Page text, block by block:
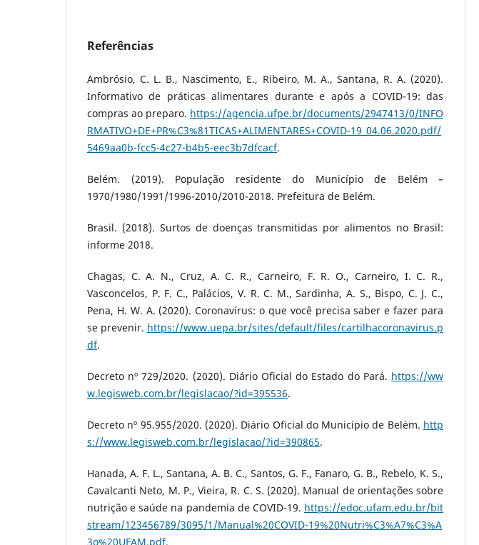
Referências
Ambrósio, C. L. B., Nascimento, E., Ribeiro, M. A., Santana, R. A. (2020).
Informativo de práticas alimentares durante e após a COVID-19: das
compras ao preparo. https://agencia.ufpe.br/documents/2947413/0/INFO
RMATIVO+DE+PR%C3%81TICAS+ALIMENTARES+COVID-19_04.06.2020.pdf/
5469aa0b-fcc5-4c27-b4b5-eec3b7dfcacf.
Belém. (2019). População residente do Município de Belém –
1970/1980/1991/1996-2010/2010-2018. Prefeitura de Belém.
Brasil. (2018). Surtos de doenças transmitidas por alimentos no Brasil:
informe 2018.
Chagas, C. A. N., Cruz, A. C. R., Carneiro, F. R. O., Carneiro, I. C. R.,
Vasconcelos, P. F. C., Palácios, V. R. C. M., Sardinha, A. S., Bispo, C. J. C.,
Pena, H. W. A. (2020). Coronavírus: o que você precisa saber e fazer para
se prevenir. https://www.uepa.br/sites/default/files/cartilhacoronavirus.p
df.
Decreto nº 729/2020. (2020). Diário Oficial do Estado do Pará. https://ww
w.legisweb.com.br/legislacao/?id=395536.
Decreto nº 95.955/2020. (2020). Diário Oficial do Município de Belém. http
s://www.legisweb.com.br/legislacao/?id=390865.
Hanada, A. F. L., Santana, A. B. C., Santos, G. F., Fanaro, G. B., Rebelo, K. S.,
Cavalcanti Neto, M. P., Vieira, R. C. S. (2020). Manual de orientações sobre
nutrição e saúde na pandemia de COVID-19. https://edoc.ufam.edu.br/bit
stream/123456789/3095/1/Manual%20COVID-19%20Nutri%C3%A7%C3%A
3o%20UFAM.pdf.